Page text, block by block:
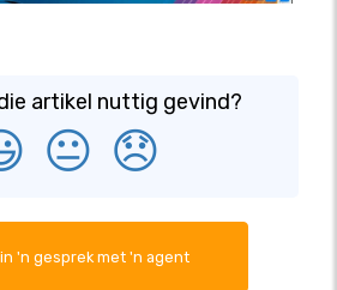
artikel nuttig gevind?
😐 😞
'n gesprek met 'n agent